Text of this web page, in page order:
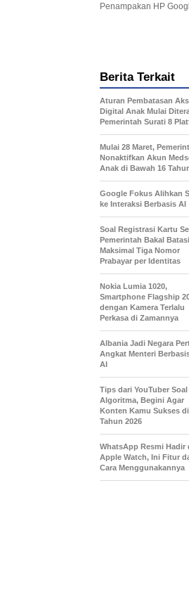
Penampakan HP
Berita Terkait
Aturan Pembatasan
Digital Anak Mulai
Pemerintah Surati 8
Mulai 28 Maret,
Nonaktifkan Akun
Anak di Bawah 16
Google Fokus Alihkan
ke Interaksi Berbasis AI
Soal Registrasi Kartu
Pemerintah Bakal Batasi
Maksimal Tiga Nomor
Prabayar per Identitas
Nokia Lumia 1020,
Smartphone Flagship
dengan Kamera Terlalu
Perkasa di Zamannya
Albania Jadi Negara
Angkat Menteri
AI
Tips dari YouTuber Soal
Algoritma, Begini Agar
Konten Kamu Sukses di
Tahun 2026
WhatsApp Resmi Hadir
Apple Watch, Ini Fitur
Cara Menggunakannya